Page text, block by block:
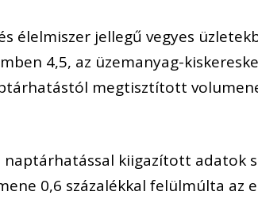
élelmiszer jellegű vegyes
4,5, az üzemanyag-
megtisztított
naptárhatással kiigazított adatok
0,6 százalékkal felülmúlta az